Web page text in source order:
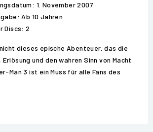
1. November 2007
Ab 10 Jahren
Discs: 2
dieses epische Abenteuer, das die
Erlösung und den wahren Sinn von Macht
Man 3 ist ein Muss für alle Fans des